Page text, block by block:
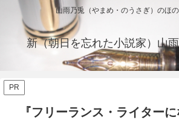
山雨乃兎（やまめ・のうさぎ）のほ
新（朝日を忘れた小説家）山
PR
『フリーランス・ライター